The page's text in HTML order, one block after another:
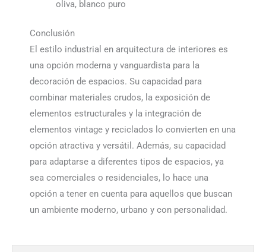
oliva, blanco puro
Conclusión
El estilo industrial en arquitectura de interiores es
una opción moderna y vanguardista para la
decoración de espacios. Su capacidad para
combinar materiales crudos, la exposición de
elementos estructurales y la integración de
elementos vintage y reciclados lo convierten en una
opción atractiva y versátil. Además, su capacidad
para adaptarse a diferentes tipos de espacios, ya
sea comerciales o residenciales, lo hace una
opción a tener en cuenta para aquellos que buscan
un ambiente moderno, urbano y con personalidad.